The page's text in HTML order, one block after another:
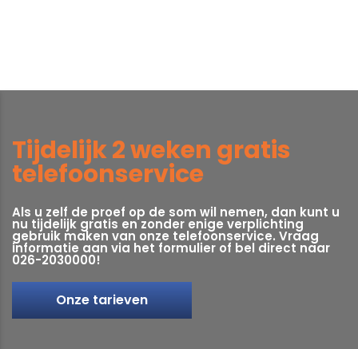
Tijdelijk 2 weken gratis
telefoonservice
Als u zelf de proef op de som wil nemen, dan kunt u
nu tijdelijk gratis en zonder enige verplichting
gebruik maken van onze telefoonservice. Vraag
informatie aan via het formulier of bel direct naar
026-2030000!
Onze tarieven